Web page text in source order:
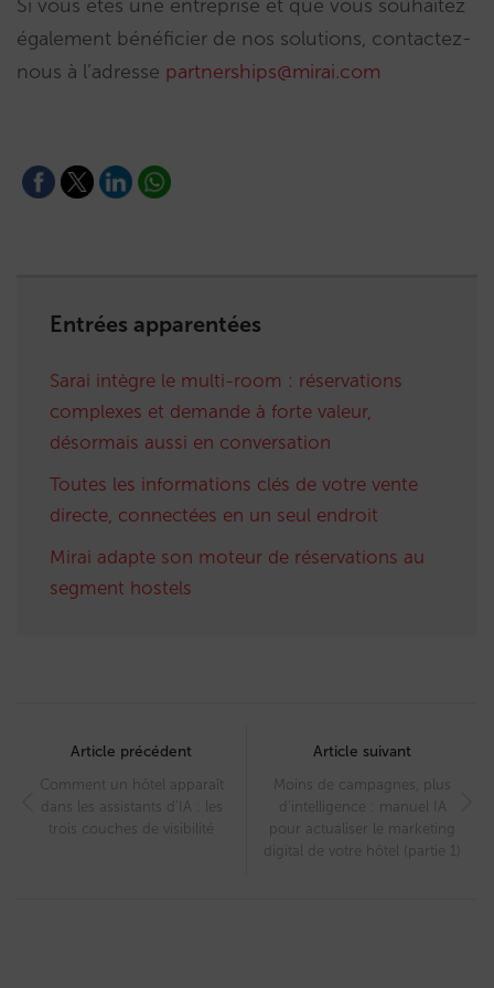
Si vous êtes une entreprise et que vous souhaitez
également bénéficier de nos solutions, contactez-
nous à l’adresse partnerships@mirai.com
Entrées apparentées
Sarai intègre le multi-room : réservations
complexes et demande à forte valeur,
désormais aussi en conversation
Toutes les informations clés de votre vente
directe, connectées en un seul endroit
Mirai adapte son moteur de réservations au
segment hostels
navigation
Article précédent
Comment un hôtel apparaît
dans les assistants d’IA : les
trois couches de visibilité
Article suivant
Moins de campagnes, plus
d’intelligence : manuel IA
pour actualiser le marketing
digital de votre hôtel (partie 1)